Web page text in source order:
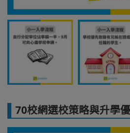
70校網選校策略與升學